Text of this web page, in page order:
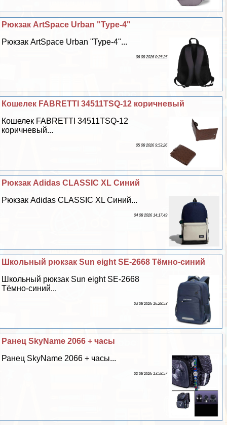
Рюкзак ArtSpace Urban "Type-4"
Рюкзак ArtSpace Urban "Type-4"...
06 08 2026 0:25:25
Кошелек FABRETTI 34511TSQ-12 коричневый
Кошелек FABRETTI 34511TSQ-12
коричневый...
05 08 2026 9:53:26
Рюкзак Adidas CLASSIC XL Синий
Рюкзак Adidas CLASSIC XL Синий...
04 08 2026 14:17:49
Школьный рюкзак Sun eight SE-2668 Тёмно-синий
Школьный рюкзак Sun eight SE-2668
Тёмно-синий...
03 08 2026 16:28:53
Ранец SkyName 2066 + часы
Ранец SkyName 2066 + часы...
02 08 2026 13:58:57